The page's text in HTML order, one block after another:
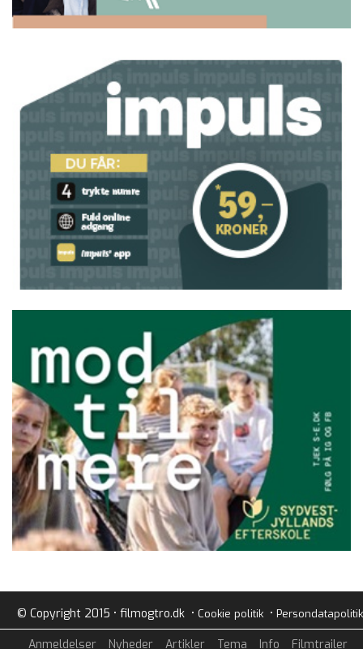
© Copyright 2015 • filmogtro.dk • Cookie politik• Persondatapolitik
Anmeldelser Nyheder Artikler Tema Info Filmtrailer